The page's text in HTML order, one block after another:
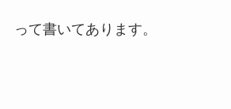
って書いてあります。